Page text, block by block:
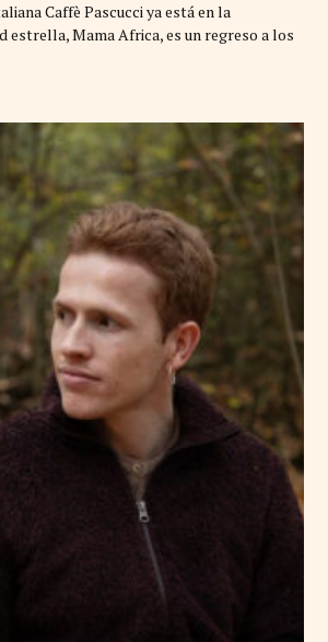
Caffè Pascucci ya está en la
estrella, Mama Africa, es un regreso a los